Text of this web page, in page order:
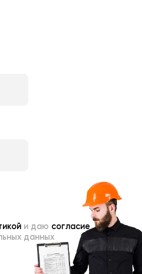
и даю согласие
данных